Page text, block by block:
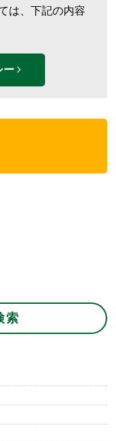
は、下記の内容
ー
索